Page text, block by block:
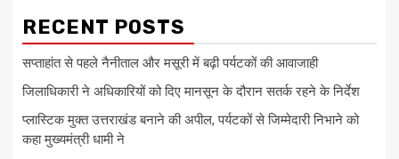
RECENT POSTS
सप्ताहांत से पहले नैनीताल और मसूरी में बढ़ी पर्यटकों की आवाजाही
जिलाधिकारी ने अधिकारियों को दिए मानसून के दौरान सतर्क रहने के निर्देश
प्लास्टिक मुक्त उत्तराखंड बनाने की अपील, पर्यटकों से जिम्मेदारी निभाने को
कहा मुख्यमंत्री धामी ने